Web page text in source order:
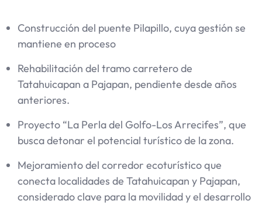
Construcción del puente Pilapillo, cuya gestión se
mantiene en proceso
Rehabilitación del tramo carretero de
Tatahuicapan a Pajapan, pendiente desde años
anteriores.
Proyecto “La Perla del Golfo-Los Arrecifes”, que
busca detonar el potencial turístico de la zona.
Mejoramiento del corredor ecoturístico que
conecta localidades de Tatahuicapan y Pajapan,
considerado clave para la movilidad y el desarrollo